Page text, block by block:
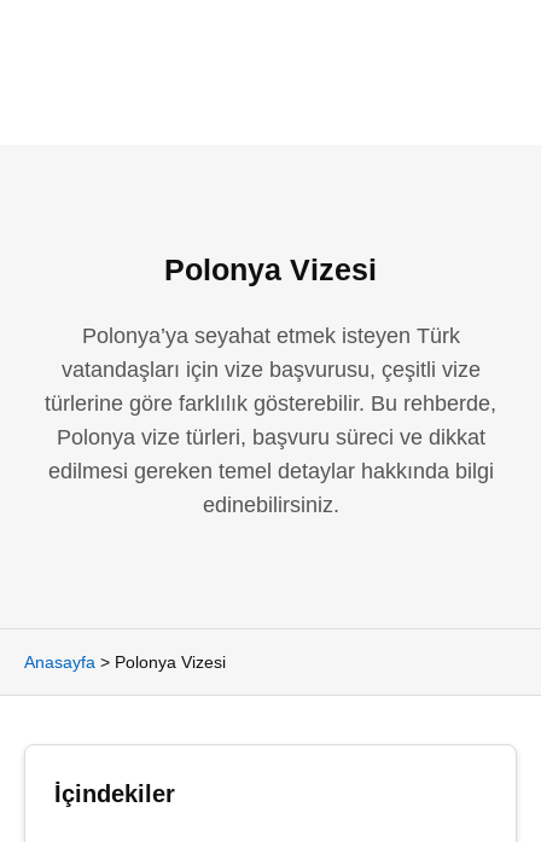
Polonya Vizesi
Polonya’ya seyahat etmek isteyen Türk
vatandaşları için vize başvurusu, çeşitli vize
türlerine göre farklılık gösterebilir. Bu rehberde,
Polonya vize türleri, başvuru süreci ve dikkat
edilmesi gereken temel detaylar hakkında bilgi
edinebilirsiniz.
Anasayfa > Polonya Vizesi
İçindekiler